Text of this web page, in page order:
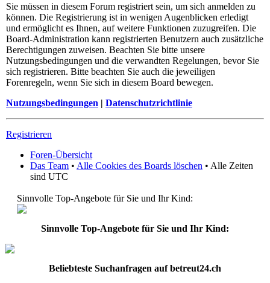
Sie müssen in diesem Forum registriert sein, um sich anmelden zu
können. Die Registrierung ist in wenigen Augenblicken erledigt
und ermöglicht es Ihnen, auf weitere Funktionen zuzugreifen. Die
Board-Administration kann registrierten Benutzern auch zusätzliche
Berechtigungen zuweisen. Beachten Sie bitte unsere
Nutzungsbedingungen und die verwandten Regelungen, bevor Sie
sich registrieren. Bitte beachten Sie auch die jeweiligen
Forenregeln, wenn Sie sich in diesem Board bewegen.
Nutzungsbedingungen | Datenschutzrichtlinie
Registrieren
Foren-Übersicht
Das Team • Alle Cookies des Boards löschen • Alle Zeiten
sind UTC
Sinnvolle Top-Angebote für Sie und Ihr Kind:
Sinnvolle Top-Angebote für Sie und Ihr Kind:
Beliebteste Suchanfragen aufbetreut24.ch